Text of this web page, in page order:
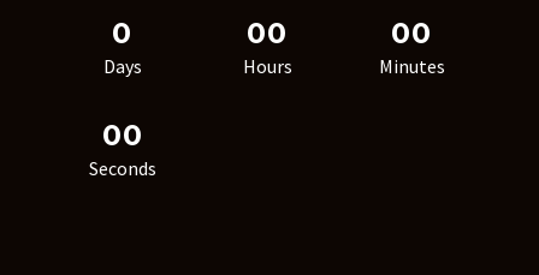
0
Days
00
Hours
00
Minutes
00
Seconds